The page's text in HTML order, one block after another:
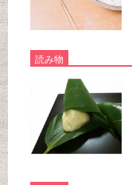
読み物